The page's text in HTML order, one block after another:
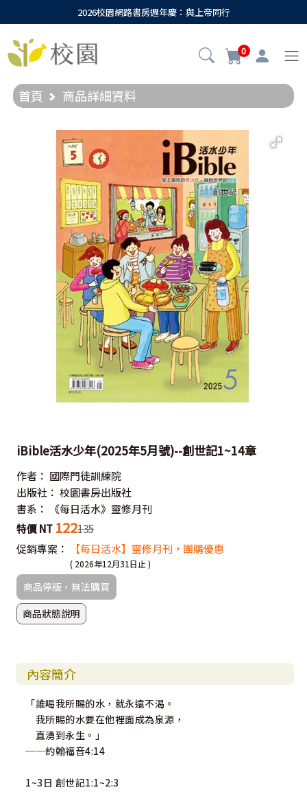
2026校園網路書房週年慶：與上帝同行
0
首頁 商品詳細資料
iBible活水少年(2025年5月號)--創世記1~14章
作者： 國際門徒訓練院
出版社： 校園書房出版社
書系：
《每日活水》靈修月刊
特價 NT 122135
促銷專案：
【每日活水】靈修月刊，團購優惠
( 2026年12月31日止 )
商品停版，無法購買
商品狀態說明
內容簡介
「誰喝我所賜的水，就永遠不渴。
我所賜的水要在他裡面成為泉源，
直湧到永生。」
──約翰福音4:14
1~3日 創世記1:1~2:3